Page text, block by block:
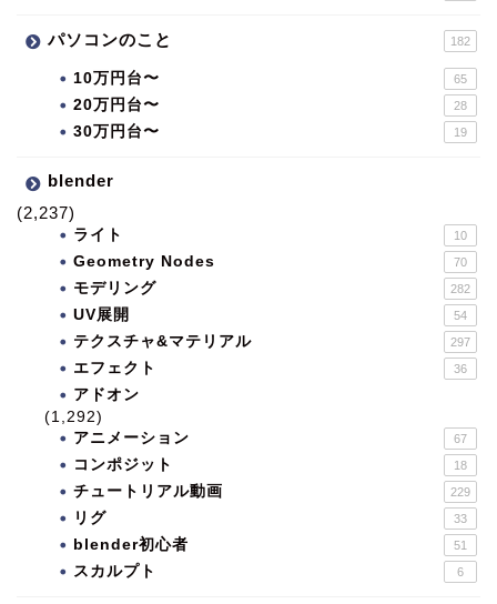
パソコンのこと 182
10万円台〜 65
20万円台〜 28
30万円台〜 19
blender
(2,237)
ライト 10
Geometry Nodes 70
モデリング 282
UV展開 54
テクスチャ&マテリアル 297
エフェクト 36
アドオン
(1,292)
アニメーション
67
コンポジット 18
チュートリアル動画 229
リグ 33
blender初心者 51
スカルプト 6